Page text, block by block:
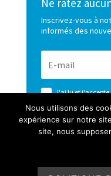
Ne ratez
Inscrivez-vous à
informés des
J'ai lu et j'accepte
de ce site
Nous utilisons des
expérience sur notre
site, nous